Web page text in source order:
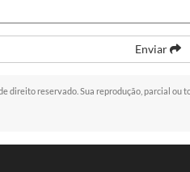
Enviar
direito reservado. Sua reprodução, parcial ou